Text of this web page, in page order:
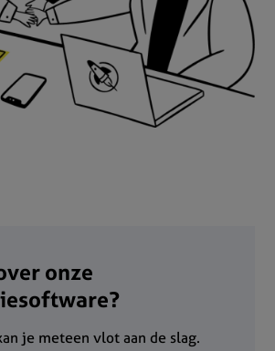
onze
je meteen vlot aan de slag.